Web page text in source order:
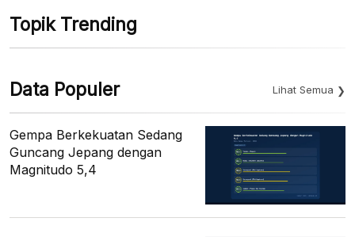
Topik Trending
Data Populer Lihat Semua
Gempa Berkekuatan Sedang
Guncang Jepang dengan
Magnitudo 5,4